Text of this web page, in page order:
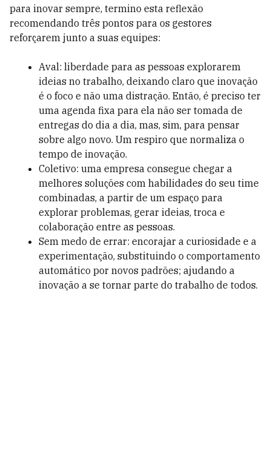
para inovar sempre, termino esta reflexão
recomendando três pontos para os gestores
reforçarem junto a suas equipes:
Aval: liberdade para as pessoas explorarem
ideias no trabalho, deixando claro que inovação
é o foco e não uma distração. Então, é preciso ter
uma agenda fixa para ela não ser tomada de
entregas do dia a dia, mas, sim, para pensar
sobre algo novo. Um respiro que normaliza o
tempo de inovação.
Coletivo: uma empresa consegue chegar a
melhores soluções com habilidades do seu time
combinadas, a partir de um espaço para
explorar problemas, gerar ideias, troca e
colaboração entre as pessoas.
Sem medo de errar: encorajar a curiosidade e a
experimentação, substituindo o comportamento
automático por novos padrões; ajudando a
inovação a se tornar parte do trabalho de todos.